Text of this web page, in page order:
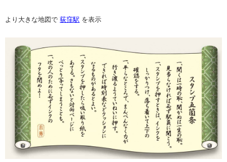
より大きな地図で 荻窪駅 を表示